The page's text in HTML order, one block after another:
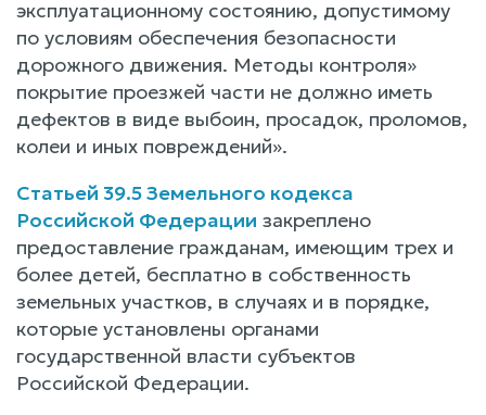
эксплуатационному состоянию, допустимому
по условиям обеспечения безопасности
дорожного движения. Методы контроля»
покрытие проезжей части не должно иметь
дефектов в виде выбоин, просадок, проломов,
колеи и иных повреждений».
Статьей 39.5 Земельного кодекса
Российской Федерации закреплено
предоставление гражданам, имеющим трех и
более детей, бесплатно в собственность
земельных участков, в случаях и в порядке,
которые установлены органами
государственной власти субъектов
Российской Федерации.